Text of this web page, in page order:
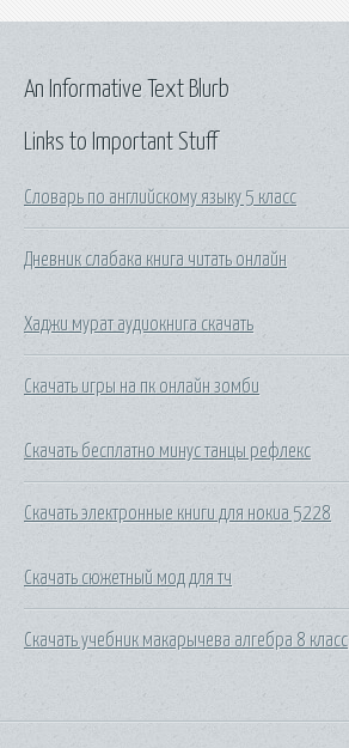
Links to Important Stuff
Словарь по английскому языку 5 класс
Дневник слабака книга читать онлайн
Хаджи мурат аудиокнига скачать
Скачать игры на пк онлайн зомби
Скачать бесплатно минус танцы рефлекс
Скачать электронные книги для нокиа 5228
Скачать сюжетный мод для тч
Скачать учебник макарычева алгебра 8 класс
An Informative Text Blurb